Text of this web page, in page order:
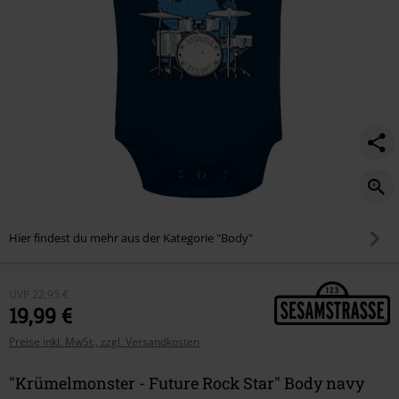
Hier findest du mehr aus der Kategorie "Body"
UVP 22,95 €
19,99 €
Preise inkl. MwSt., zzgl. Versandkosten
"Krümelmonster - Future Rock Star" Body navy